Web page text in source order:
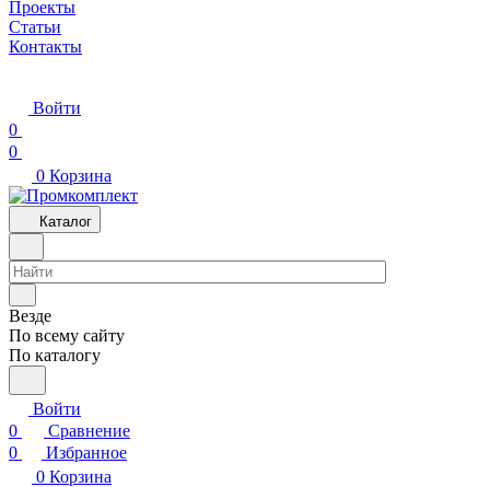
Проекты
Статьи
Контакты
Войти
0
0
0 Корзина
Каталог
Везде
По всему сайту
По каталогу
Войти
0
Сравнение
0
Избранное
0 Корзина